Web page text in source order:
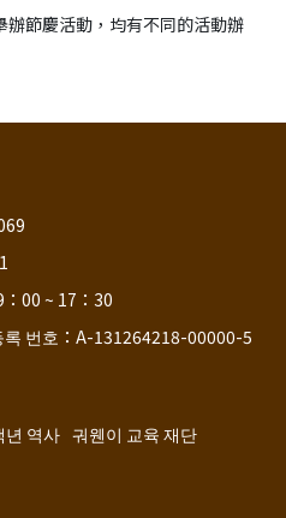
節慶活動，均有不同的活動辦
00 ~ 17：30
번호：A-131264218-00000-5
년 역사 궈웬이 교육 재단